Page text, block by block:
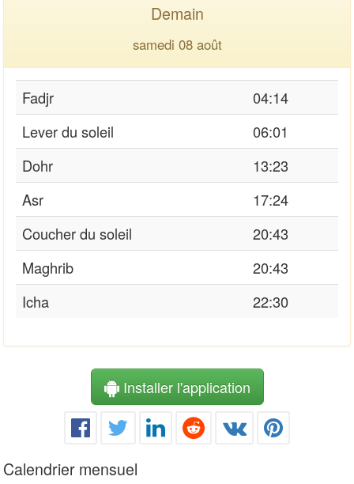
Demain
samedi 08 août
Fadjr
04:14
Lever du soleil
06:01
Dohr
13:23
Asr
17:24
Coucher du soleil
20:43
Maghrib
20:43
Icha
22:30
Installer l'application
Calendrier mensuel